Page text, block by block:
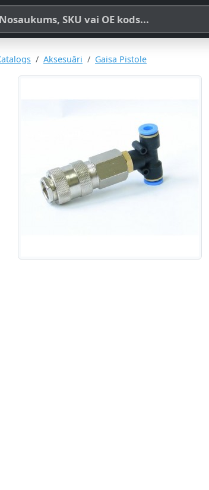
pēc produkta nosaukuma, SKU vai OE koda
Aksesuāri Gaisa Pistole